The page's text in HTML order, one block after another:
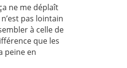
ne me déplaît
pas lointain
à celle de
que les
peine en